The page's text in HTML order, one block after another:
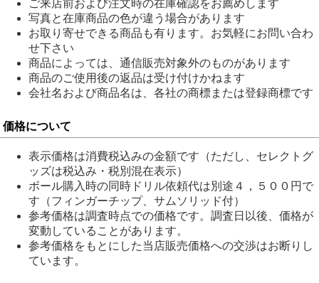
ご来店前および注文時の在庫確認をお薦めします
写真と在庫商品の色が違う場合があります
お取り寄せできる商品も有ります。お気軽にお問い合わ
せ下さい
商品によっては、通信販売対象外のものがあります
商品のご使用後の返品は受け付けかねます
会社名および商品名は、各社の商標または登録商標です
価格について
表示価格は消費税込みの金額です（ただし、セレクトグ
ッズは税込み・税別混在表示）
ボール購入時の同時ドリル依頼代は別途４，５００円で
す（フィンガーチップ、サムソリッド付）
参考価格は調査時点での価格です。調査日以後、価格が
変動していることがあります。
参考価格をもとにした当店販売価格への交渉はお断りし
ています。